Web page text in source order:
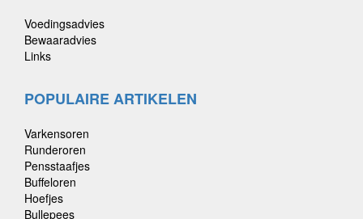
Voedingsadvies
Bewaaradvies
Links
POPULAIRE ARTIKELEN
Varkensoren
Runderoren
Pensstaafjes
Buffeloren
Hoefjes
Bullepees